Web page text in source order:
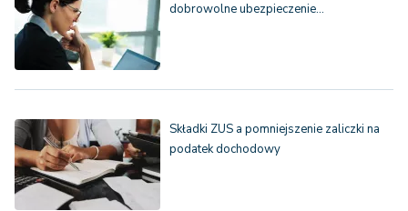
dobrowolne ubezpieczenie…
Składki ZUS a pomniejszenie zaliczki na
podatek dochodowy